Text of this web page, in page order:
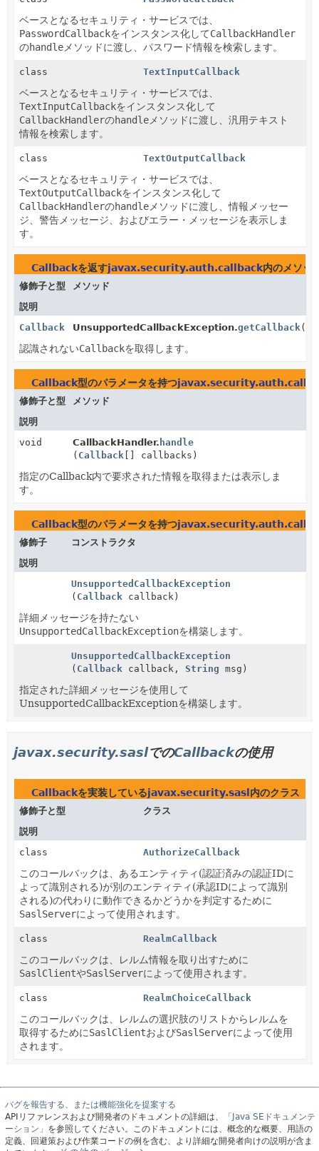
ベースとなるセキュリティ・サービスでは、
PasswordCallbackをインスタンス化してCallbackHandler
のhandle メソッドに渡し、パスワード情報を検索します。
class TextInputCallback
ベースとなるセキュリティ・サービスでは、
TextInputCallbackをインスタンス化して
CallbackHandlerのhandle メソッドに渡し、汎用テキスト
情報を検索します。
class TextOutputCallback
ベースとなるセキュリティ・サービスでは、
TextOutputCallbackをインスタンス化して
CallbackHandlerのhandle メソッドに渡し、情報メッセー
ジ、警告メッセージ、およびエラー・メッセージを表示しま
す。
Callbackを返すjavax.security.auth.callback内のメソッ
修飾子と型
メソッド
説明
Callback
UnsupportedCallbackException.getCallback ()
認識されないCallbackを取得します。
Callback型のパラメータを持つ
修飾子と型
メソッド
説明
void
CallbackHandler. handle
( Callback [] callbacks)
指定のCallback内で要求された情報を取得または表示しま
す。
Callback型のパラメータを持つ
修飾子
コンストラクタ
説明
UnsupportedCallbackException
( Callback callback)
詳細メッセージを持たない
UnsupportedCallbackExceptionを構築します。
UnsupportedCallbackException
( Callback callback, String msg)
指定された詳細メッセージを使用して
UnsupportedCallbackExceptionを構築します。
javax.security.saslでのCallbackの使用
Callbackを実装しているjavax.security.sasl内のクラス
修飾子と型
クラス
説明
class
AuthorizeCallback
このコールバックは、あるエンティティ(認証済みの認証IDに
よって識別される)が別のエンティティ(承認IDによって識別
される)の代わりに動作できるかどうかを判定するために
SaslServerによって使用されます。
class RealmCallback
このコールバックは、レルム情報を取り出すために
SaslClientやSaslServerによって使用されます。
class RealmChoiceCallback
このコールバックは、レルムの選択肢のリストからレルムを
取得するためにSaslClientおよびSaslServerによって使用
されます。
バグを報告する、または機能強化を提案する
APIリファレンスおよび開発者のドキュメントの詳細は、
「Java SEドキュメンテ
ーション」 を参照してください。このドキュメントには、概念的な概要、用語の
定義、回避策および作業コードの例を含む、より詳細な開発者向けの説明が含ま